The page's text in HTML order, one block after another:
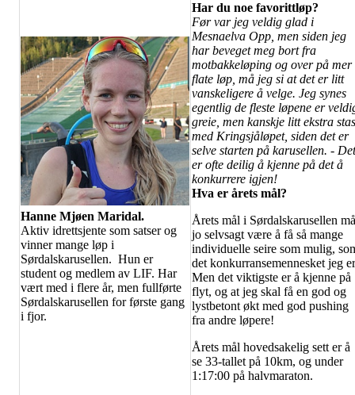
Hanne Mjøen Maridal.
Aktiv idrettsjente som satser og
vinner mange løp i
Sørdalskarusellen. Hun er
student og medlem av LIF. Har
vært med i flere år, men fullførte
Sørdalskarusellen for første gang
i fjor.
Har du noe favorittløp?
Før var jeg veldig glad i
Mesnaelva Opp, men siden jeg
har beveget meg bort fra
motbakkeløping og over på mer
flate løp, må jeg si at det er litt
vanskeligere å velge. Jeg synes
egentlig de fleste løpene er
greie, men kanskje litt ekstra stas
med Kringsjåløpet, siden det er
selve starten på karusellen. - Det
er ofte deilig å kjenne på det å
konkurrere igjen!
Hva er årets mål?
Årets mål i Sørdalskarusellen må
jo selvsagt være å få så mange
individuelle seire som mulig,
det konkurransemennesket jeg
Men det viktigste er å kjenne på
flyt, og at jeg skal få en god og
lystbetont økt med god pushing
fra andre løpere!
Årets mål hovedsakelig sett er å
se 33-tallet på 10km, og under
1:17:00 på halvmaraton.